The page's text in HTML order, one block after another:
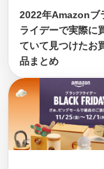
2022年Amazonブ
ライデーで実際に
ていて見つけたお
品まとめ